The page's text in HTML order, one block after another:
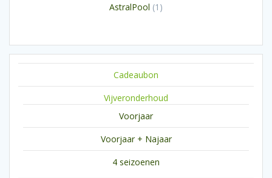
AstralPool 1 1
Cadeaubon
Vijveronderhoud
Voorjaar
Voorjaar + Najaar
4 seizoenen